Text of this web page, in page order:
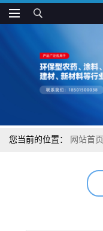
您当前的位置： 网站首页